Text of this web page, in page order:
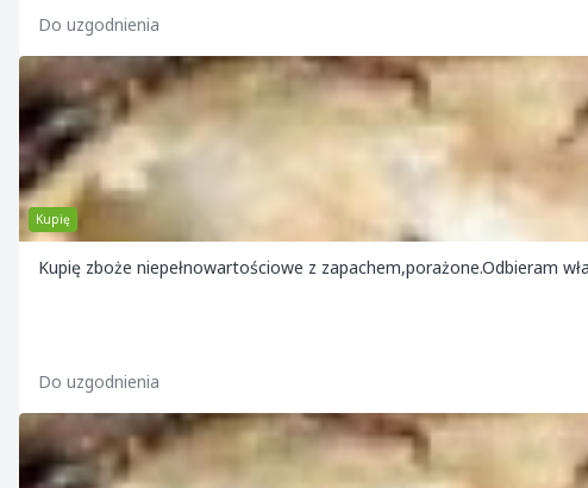
Do uzgodnienia
Kupię
Kupię zboże niepełnowartościowe z zapachem,porażone.Odbieram
Do uzgodnienia